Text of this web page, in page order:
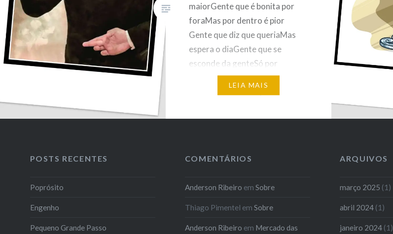
maiorGente que é bonita por
foraMas por dentro é pior
Gente que diz que queriaMas
espera o diaGente que se
esconde da genteSó por
covardia Gente que escreve
explicação Gente que paga de
LEIA MAIS
POSTS RECENTES
Poprósito
Engenho
Pequeno Grande Passo
COMENTÁRIOS
Anderson Ribeiro em Sobre
Thiago Pimentel em Sobre
Anderson Ribeiro em Mercado das
ARQUIVOS
março 2025 (1)
abril 2024 (1)
janeiro 2024 (1)